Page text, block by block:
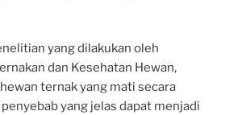
yang dilakukan oleh
dan Kesehatan Hewan,
ternak yang mati secara
yang jelas dapat menjadi